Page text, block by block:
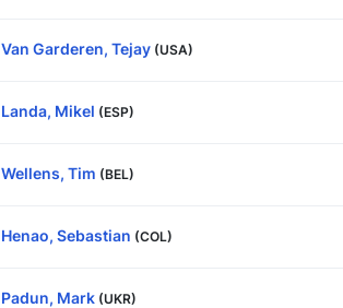
Van Garderen, Tejay (USA)
Landa, Mikel (ESP)
Wellens, Tim (BEL)
Henao, Sebastian (COL)
Padun, Mark (UKR)